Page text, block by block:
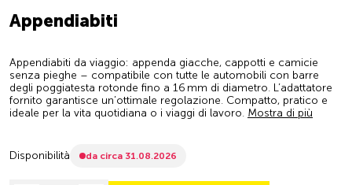
Appendiabiti
Appendiabiti da viaggio: appenda giacche, cappotti e camicie
senza pieghe – compatibile con tutte le automobili con barre
degli poggiatesta rotonde fino a 16 mm di diametro. L’adattatore
fornito garantisce un’ottimale regolazione. Compatto, pratico e
ideale per la vita quotidiana o i viaggi di lavoro. Mostra di più
Disponibilità da circa 31.08.2026